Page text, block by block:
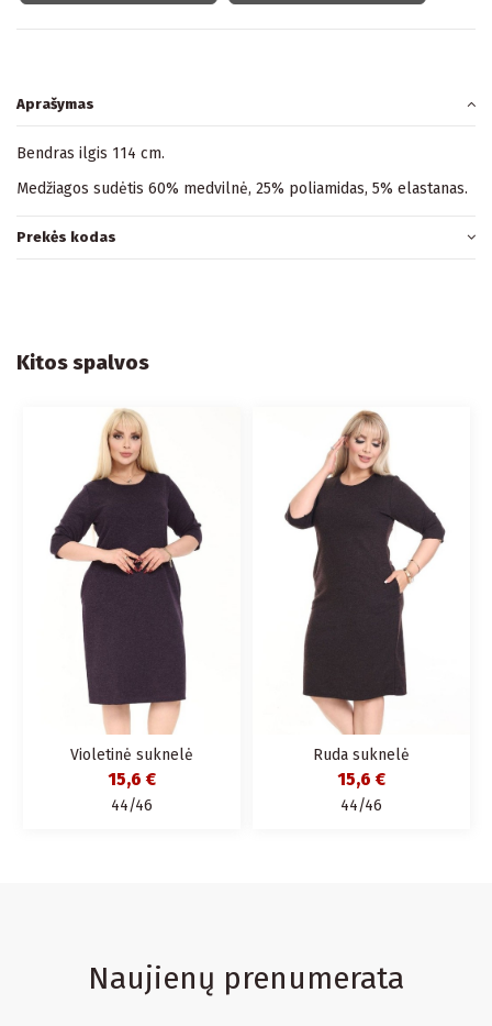
Aprašymas
Bendras ilgis 114 cm.
Medžiagos sudėtis 60% medvilnė, 25% poliamidas, 5% elastanas.
Prekės kodas
Kitos spalvos
Violetinė suknelė
15,6 €
44/46
Ruda suknelė
15,6 €
44/46
Naujienų prenumerata